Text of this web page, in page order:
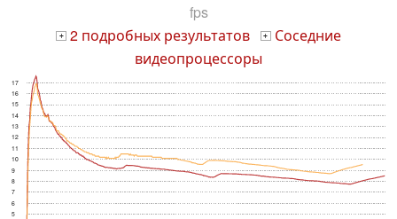
fps
+ 2 подробных результатов + Соседние
видеопроцессоры
5
6
7
8
9
10
11
12
13
14
15
16
17